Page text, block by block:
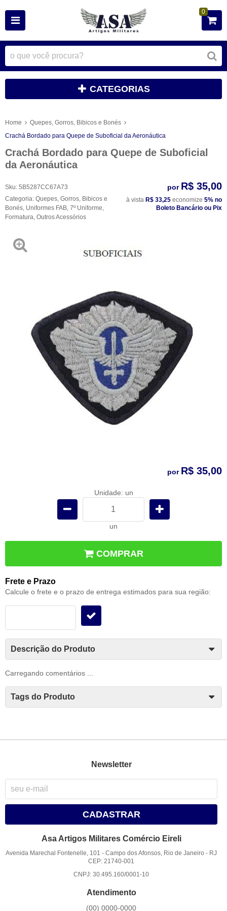
0
CATEGORIAS
Home
Quepes, Gorros, Bibicos e Bonés
Crachá Bordado para Quepe de Suboficial da Aeronáutica
Crachá Bordado para Quepe de Suboficial
da Aeronáutica
Sku: 5B5287CC67A73
Categoria: Quepes, Gorros, Bibicos e
Bonés Uniformes FAB 7º Uniforme
Formatura Outros Acessórios
por R$ 35,00
à vista R$ 33,25 economize 5% no
Boleto Bancário ou Pix
por R$ 35,00
Unidade: un
un
COMPRAR
Frete e Prazo
Calcule o frete e o prazo de entrega estimados para sua região:
Descrição do Produto
Carregando comentários ...
Tags do Produto
Newsletter
CADASTRAR
Asa Artigos Militares Comércio Eireli
Avenida Marechal Fontenelle, 101 -Campo dos Afonsos, Rio de Janeiro - RJ
CEP: 21740-001
CNPJ: 30.495.160/0001-10
Atendimento
(00) 0000-0000